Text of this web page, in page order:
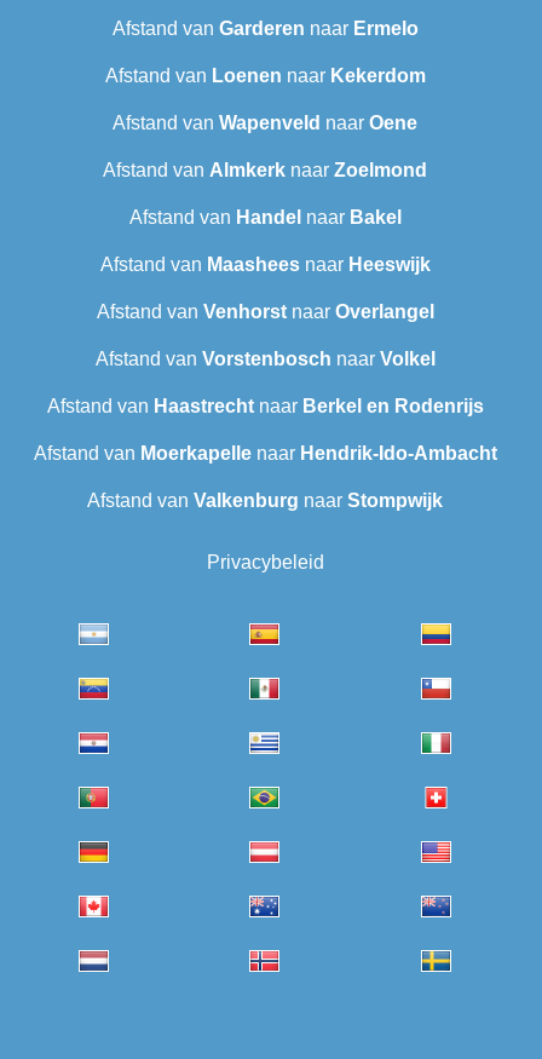
Afstand van Garderen naar Ermelo
Afstand van Loenen naar Kekerdom
Afstand van Wapenveld naar Oene
Afstand van Almkerk naar Zoelmond
Afstand van Handel naar Bakel
Afstand van Maasheesnaar Heeswijk
Afstand van Venhorstnaar Overlangel
Afstand van Vorstenbosch naar Volkel
Afstand van Haastrechtnaar Berkel en Rodenrijs
Afstand van Moerkapellenaar Hendrik-Ido-Ambacht
Afstand van Valkenburg naar Stompwijk
Privacybeleid